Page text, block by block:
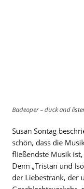
Badeoper – duck and
Susan Sontag
schön, dass die
fließendste Musik
Denn „Tristan und
der Liebestrank, der